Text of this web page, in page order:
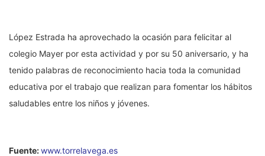
López Estrada ha aprovechado la ocasión para felicitar al
colegio Mayer por esta actividad y por su 50 aniversario, y ha
tenido palabras de reconocimiento hacia toda la comunidad
educativa por el trabajo que realizan para fomentar los hábitos
saludables entre los niños y jóvenes.
Fuente:www.torrelavega.es